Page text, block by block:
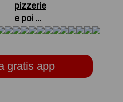
pizzerie
e poi ...
gratis app